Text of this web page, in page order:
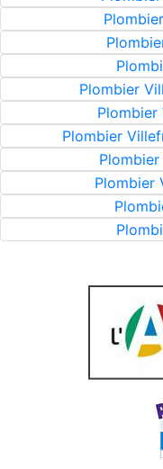
Plombier
Plombier
Plombier
Plombier